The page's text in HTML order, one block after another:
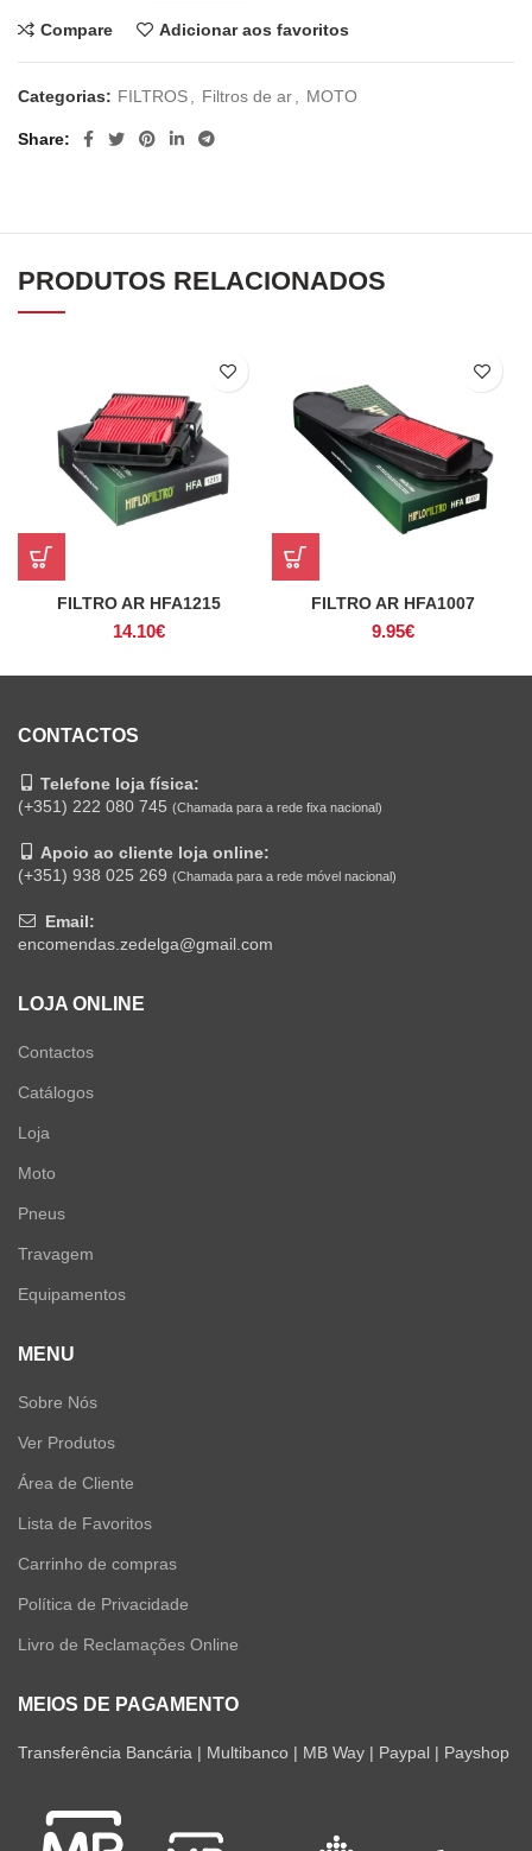
Compare Adicionar aos favoritos
Categorias: FILTROS Filtros de ar MOTO
Share
PRODUTOS RELACIONADOS
FILTRO AR HFA1215
14.10€
FILTRO AR HFA1007
9.95€
CONTACTOS
Telefone loja física:
(+351) 222 080 745 (Chamada para a rede fixa nacional)
Apoio ao cliente loja online:
(+351) 938 025 269 (Chamada para a rede móvel nacional)
Email:
encomendas.zedelga@gmail.com
LOJA ONLINE
Contactos
Catálogos
Loja
Moto
Pneus
Travagem
Equipamentos
MENU
Sobre Nós
Ver Produtos
Área de Cliente
Lista de Favoritos
Carrinho de compras
Política de Privacidade
Livro de Reclamações Online
MEIOS DE PAGAMENTO
Transferência Bancária | Multibanco | MB Way | Paypal | Payshop